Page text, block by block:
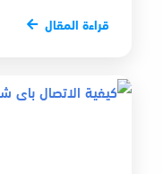
قراءة المقال